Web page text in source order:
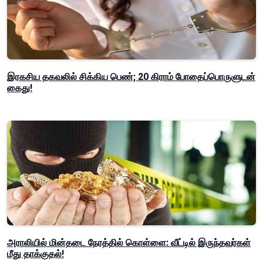
இரகசிய தகவலில் சிக்கிய பெண்; 20 கிராம் போதைப்பொருளுடன்
கைது!
அராலியில் மின்தடை நேரத்தில் கொள்ளை: வீட்டில் இருந்தவர்கள்
மீது தாக்குதல்!